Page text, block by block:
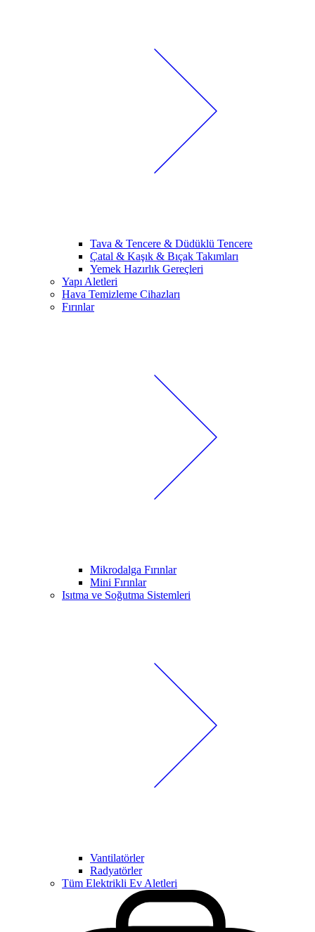
Tava & Tencere & Düdüklü Tencere
Çatal & Kaşık & Bıçak Takımları
Yemek Hazırlık Gereçleri
Yapı Aletleri
Hava Temizleme Cihazları
Fırınlar
Mikrodalga Fırınlar
Mini Fırınlar
Isıtma ve Soğutma Sistemleri
Vantilatörler
Radyatörler
Tüm Elektrikli Ev Aletleri